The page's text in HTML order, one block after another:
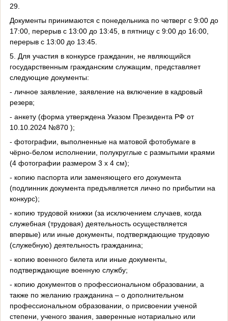
29.
Документы принимаются с понедельника по четверг с 9:00 до
17:00, перерыв с 13:00 до 13:45, в пятницу с 9:00 до 16:00,
перерыв с 13:00 до 13:45.
5. Для участия в конкурсе гражданин, не являющийся
государственным гражданским служащим, представляет
следующие документы:
- личное заявление, заявление на включение в кадровый
резерв;
- анкету (форма утверждена Указом Президента РФ от
10.10.2024 №870 );
- фотографии, выполненные на матовой фотобумаге в
чёрно-белом исполнении, полукруглые с размытыми краями
(4 фотографии размером 3 x 4 см);
- копию паспорта или заменяющего его документа
(подлинник документа предъявляется лично по прибытии на
конкурс);
- копию трудовой книжки (за исключением случаев, когда
служебная (трудовая) деятельность осуществляется
впервые) или иные документы, подтверждающие трудовую
(служебную) деятельность гражданина;
- копию военного билета или иные документы,
подтверждающие военную службу;
- копию документов о профессиональном образовании, а
также по желанию гражданина – о дополнительном
профессиональном образовании, о присвоении ученой
степени, ученого звания, заверенные нотариально или